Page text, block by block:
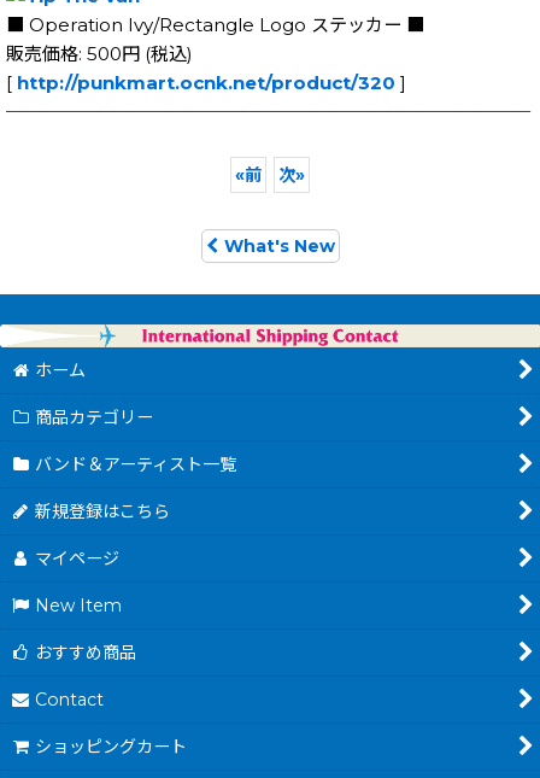
■ Operation Ivy/Rectangle Logo ステッカー ■
販売価格: 500円 (税込)
[ http://punkmart.ocnk.net/product/320 ]
─────────────────────────────
«前 次»
What's New
ホーム
商品カテゴリー
バンド＆アーティスト一覧
新規登録はこちら
マイページ
New Item
おすすめ商品
Contact
ショッピングカート